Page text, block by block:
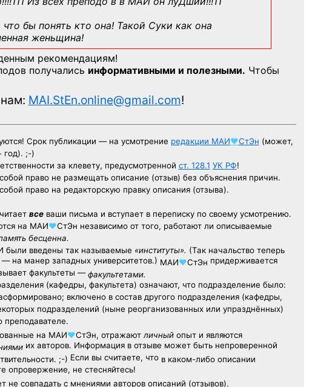
бы понять кто она! Такой Суки как она
женьщина!
рекомендациям!
получались информативными и полезными. Чтобы
MAI.StEn.online@gmail.com!
Срок публикации — на усмотрение редакции МАИ♥СтЭн (может,
год). ;-)
за клевету, предусмотренной ст. 128.1 УК РФ!
право не размещать описание (отзыв) без объяснения причин.
право на редакторскую правку описания (отзыва).
всеваши письма и вступает в переписку по своему усмотрению.
на МАИ♥СтЭн независимо от того, работают ли описываемые
бесценна.
были введены так называемые «институты». (Так начальство теперь
на манер западных университетов.) МАИ♥СтЭн придерживается
факультеты —факультетами.
(кафедры, факультета) означают, что подразделение было:
включено в состав другого подразделения (кафедры,
подразделений (ныне реорганизованных или упразднённых)
на МАИ♥СтЭн, отражают личныйопыт и являются
их авторов. Информация в отзыве может быть непроверенной
;-) Если вы считаете, что в каком-либо описании
опровержение, не стесняйтесь!
не совпадать с мнениями авторов описаний (отзывов).